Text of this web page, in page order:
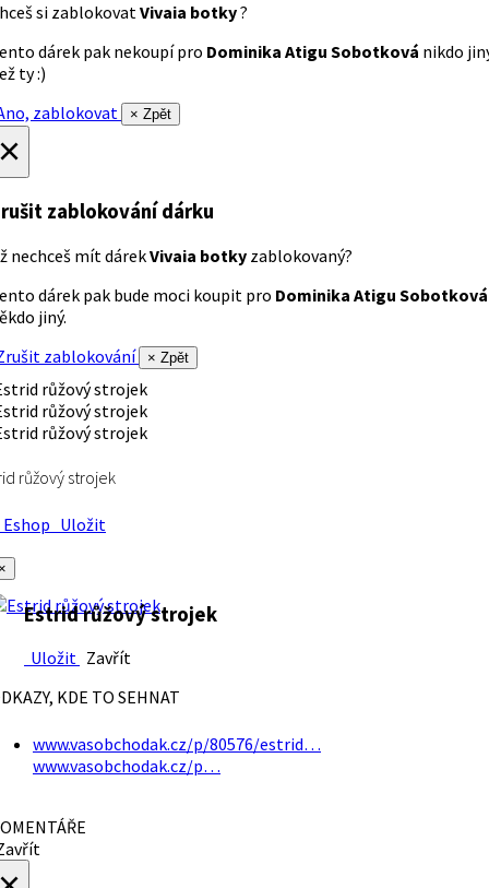
si zablokovatVivaia botky?
dárek pak nekoupí pro Dominika Atigu Sobotková nikdo
ty :)
zablokovat
× Zpět
zablokování dárku
nechceš mít dárekVivaia botky zablokovaný?
dárek pak bude moci koupit pro Dominika Atigu Sobotková
jiný.
zablokování
× Zpět
růžový strojek
Uložit
Estrid růžový strojek
Uložit Zavřít
KDE TO SEHNAT
www.vasobchodak.cz/p/80576/estrid…
www.vasobchodak.cz/p…